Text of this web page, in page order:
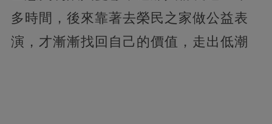
多時間，後來靠著去榮民之家做公益表
演，才漸漸找回自己的價值，走出低潮